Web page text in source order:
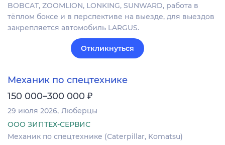
BOBCAT, ZOOMLION, LONKING, SUNWARD, работа в
тёплом боксе и в перспективе на выезде, для выездов
закрепляется автомобиль LARGUS.
Откликнуться
Механик по спецтехнике
150 000–300 000 ₽
29 июля 2026 Люберцы
ООО ЗИПТЕХ-СЕРВИС
Механик по спецтехнике (Caterpillar, Komatsu)